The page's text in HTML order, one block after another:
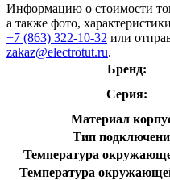
Информацию о стоимости
а также фото,
+7 (863) 322-10-32 или
zakaz@electrotut.ru.
Бренд:
Серия:
Материал
Тип
Температура
Температура